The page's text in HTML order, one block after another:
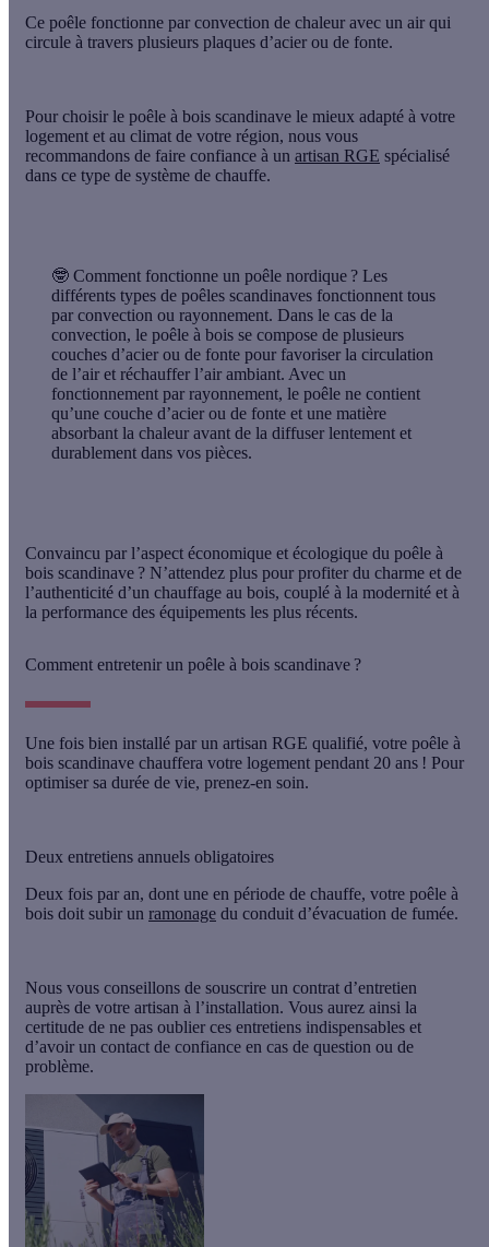
Ce poêle fonctionne par convection de chaleur avec un air qui
circule à travers plusieurs plaques d’acier ou de fonte.
Pour choisir le poêle à bois scandinave le mieux adapté à votre
logement et au climat de votre région, nous vous
recommandons de faire confiance à un artisan RGE spécialisé
dans ce type de système de chauffe.
🤓 Comment fonctionne un poêle nordique ? Les
différents types de poêles scandinaves fonctionnent tous
par convection ou rayonnement. Dans le cas de la
convection, le poêle à bois se compose de plusieurs
couches d’acier ou de fonte pour favoriser la circulation
de l’air et réchauffer l’air ambiant. Avec un
fonctionnement par rayonnement, le poêle ne contient
qu’une couche d’acier ou de fonte et une matière
absorbant la chaleur avant de la diffuser lentement et
durablement dans vos pièces.
Convaincu par l’aspect économique et écologique du poêle à
bois scandinave ? N’attendez plus pour profiter du charme et de
l’authenticité d’un chauffage au bois, couplé à la modernité et à
la performance des équipements les plus récents.
Comment entretenir un poêle à bois scandinave ?
Une fois bien installé par un artisan RGE qualifié, votre poêle à
bois scandinave chauffera votre logement pendant 20 ans ! Pour
optimiser sa durée de vie, prenez-en soin.
Deux entretiens annuels obligatoires
Deux fois par an, dont une en période de chauffe, votre poêle à
bois doit subir un ramonage du conduit d’évacuation de fumée.
Nous vous conseillons de souscrire un contrat d’entretien
auprès de votre artisan à l’installation. Vous aurez ainsi la
certitude de ne pas oublier ces entretiens indispensables et
d’avoir un contact de confiance en cas de question ou de
problème.